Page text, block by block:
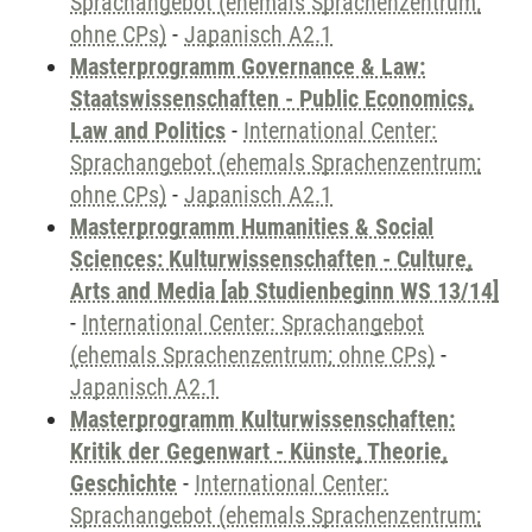
ohne CPs) - Japanisch A2.1
Masterprogramm Governance & Law:
Staatswissenschaften - Public Economics,
Law and Politics - International Center:
Sprachangebot (ehemals Sprachenzentrum;
ohne CPs) - Japanisch A2.1
Masterprogramm Humanities & Social
Sciences: Kulturwissenschaften - Culture,
Arts and Media [ab Studienbeginn WS 13/14]
- International Center: Sprachangebot
(ehemals Sprachenzentrum; ohne CPs) -
Japanisch A2.1
Masterprogramm Kulturwissenschaften:
Kritik der Gegenwart - Künste, Theorie,
Geschichte - International Center:
Sprachangebot (ehemals Sprachenzentrum;